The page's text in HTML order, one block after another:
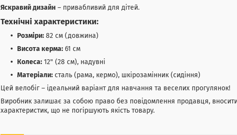
Яскравий дизайн – привабливий для дітей.
Технічні характеристики:
Розміри: 82 см (довжина)
Висота керма: 61 см
Колеса: 12" (28 см), надувні
Матеріали: сталь (рама, кермо), шкірозамінник (сидіння)
Цей велобіг – ідеальний варіант для навчання та веселих прогулянок!
Виробник залишає за собою право без повідомлення продавця, вносити
характеристик, що не погіршують якість товару.